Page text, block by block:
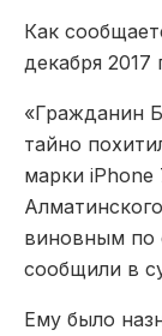
Как
декабря
«Гражданин
тайно
марки
виновным по
сообщили в
Ему было